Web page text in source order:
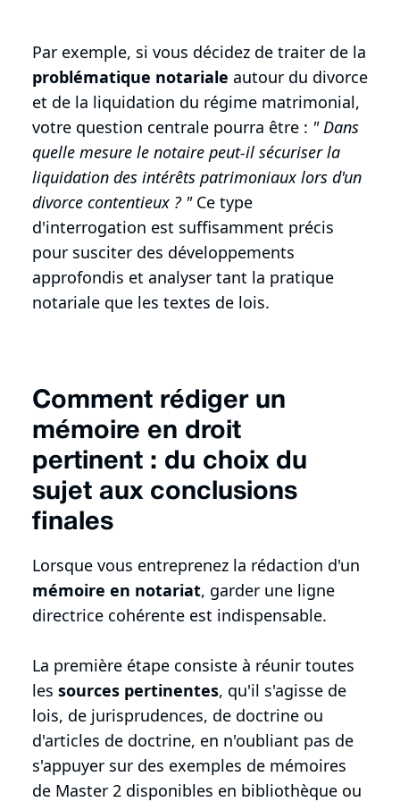
Par exemple, si vous décidez de traiter de la
problématique notariale autour du divorce
et de la liquidation du régime matrimonial,
votre question centrale pourra être : " Dans
quelle mesure le notaire peut-il sécuriser la
liquidation des intérêts patrimoniaux lors d'un
divorce contentieux ? "Ce type
d'interrogation est suffisamment précis
pour susciter des développements
approfondis et analyser tant la pratique
notariale que les textes de lois.
Comment rédiger un
mémoire en droit
pertinent : du choix du
sujet aux conclusions
finales
Lorsque vous entreprenez la rédaction d'un
mémoire en notariat, garder une ligne
directrice cohérente est indispensable.
La première étape consiste à réunir toutes
les sources pertinentes, qu'il s'agisse de
lois, de jurisprudences, de doctrine ou
d'articles de doctrine, en n'oubliant pas de
s'appuyer sur des exemples de mémoires
de Master 2 disponibles en bibliothèque ou